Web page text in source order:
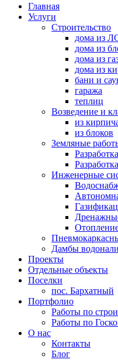
Главная
Услуги
Строительство
дома из
дома из
дома из
дома из
бани и
гаража
теплиц
Возведение и
из
из блоков
Земляные
Инженерные
Дамбы
Проекты
Отдельные объекты
Поселки
пос. Бархатный
Портфолио
Работы по
Работы по
О нас
Контакты
Блог